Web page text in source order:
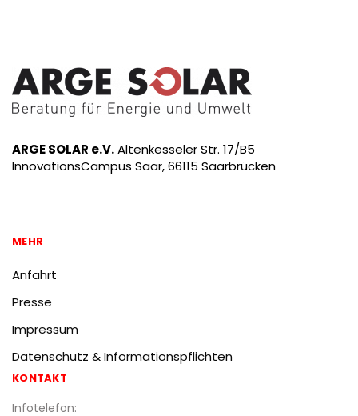
ARGE SOLAR e.V.Altenkesseler Str. 17/B5
InnovationsCampus Saar, 66115 Saarbrücken
MEHR
Anfahrt
Presse
Impressum
Datenschutz & Informationspflichten
KONTAKT
Infotelefon: